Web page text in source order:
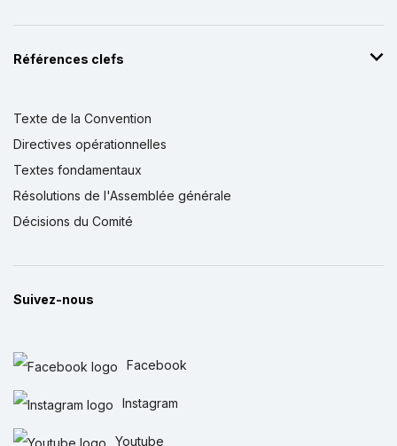
Références clefs
Texte de la Convention
Directives opérationnelles
Textes fondamentaux
Résolutions de l'Assemblée générale
Décisions du Comité
Suivez-nous
Facebook
Instagram
Youtube